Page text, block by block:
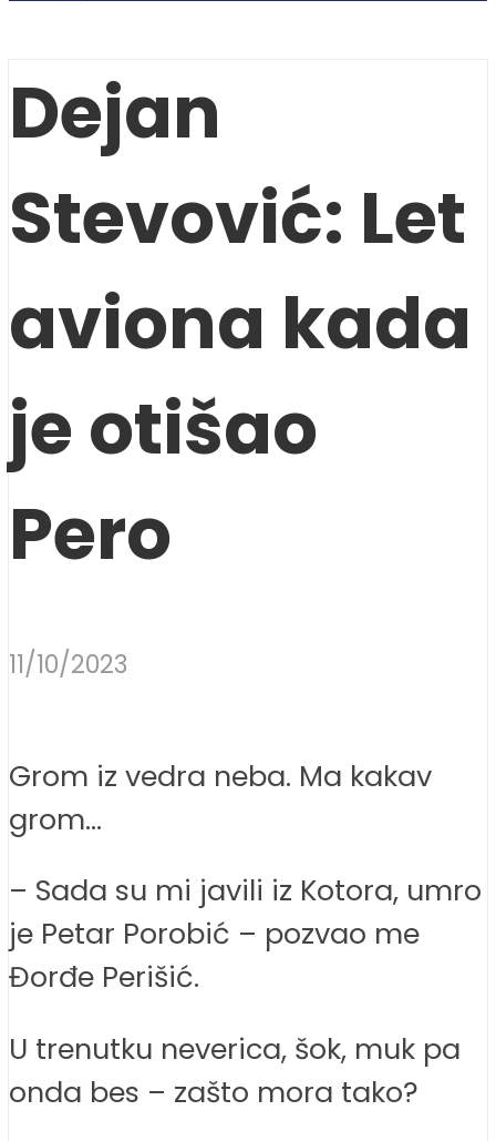
Dejan
Stevović: Let
aviona kada
je otišao
Pero
11/10/2023
Grom iz vedra neba. Ma kakav
grom…
– Sada su mi javili iz Kotora, umro
je Petar Porobić – pozvao me
Đorđe Perišić.
U trenutku neverica, šok, muk pa
onda bes – zašto mora tako?